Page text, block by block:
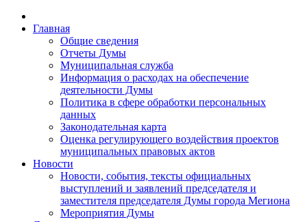
Главная
Общие сведения
Отчеты Думы
Муниципальная служба
Информация о расходах на обеспечение
деятельности Думы
Политика в сфере обработки персональных
данных
Законодательная карта
Оценка регулирующего воздействия проектов
муниципальных правовых актов
Новости
Новости, события, тексты официальных
выступлений и заявлений председателя и
заместителя председателя Думы города Мегиона
Мероприятия Думы